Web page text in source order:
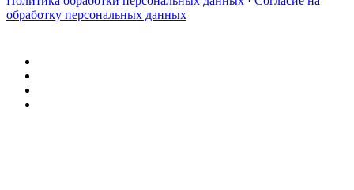
обработку персональных данных